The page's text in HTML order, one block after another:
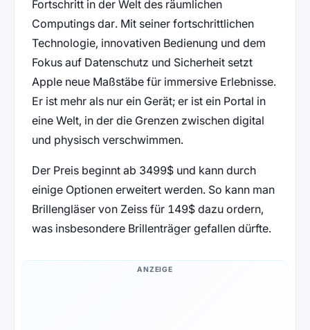
Fortschritt in der Welt des räumlichen
Computings dar. Mit seiner fortschrittlichen
Technologie, innovativen Bedienung und dem
Fokus auf Datenschutz und Sicherheit setzt
Apple neue Maßstäbe für immersive Erlebnisse.
Er ist mehr als nur ein Gerät; er ist ein Portal in
eine Welt, in der die Grenzen zwischen digital
und physisch verschwimmen.
Der Preis beginnt ab 3499$ und kann durch
einige Optionen erweitert werden. So kann man
Brillengläser von Zeiss für 149$ dazu ordern,
was insbesondere Brillenträger gefallen dürfte.
ANZEIGE